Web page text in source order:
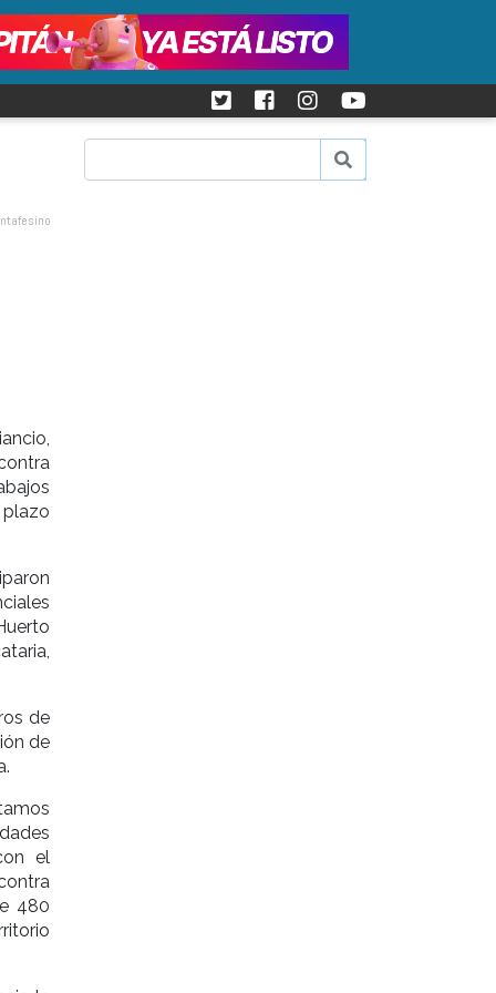
plazo
de
de
el
480